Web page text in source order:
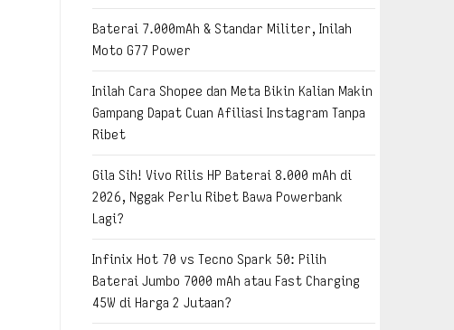
Baterai 7.000mAh & Standar Militer, Inilah
Moto G77 Power
Inilah Cara Shopee dan Meta Bikin Kalian Makin
Gampang Dapat Cuan Afiliasi Instagram Tanpa
Ribet
Gila Sih! Vivo Rilis HP Baterai 8.000 mAh di
2026, Nggak Perlu Ribet Bawa Powerbank
Lagi?
Infinix Hot 70 vs Tecno Spark 50: Pilih
Baterai Jumbo 7000 mAh atau Fast Charging
45W di Harga 2 Jutaan?